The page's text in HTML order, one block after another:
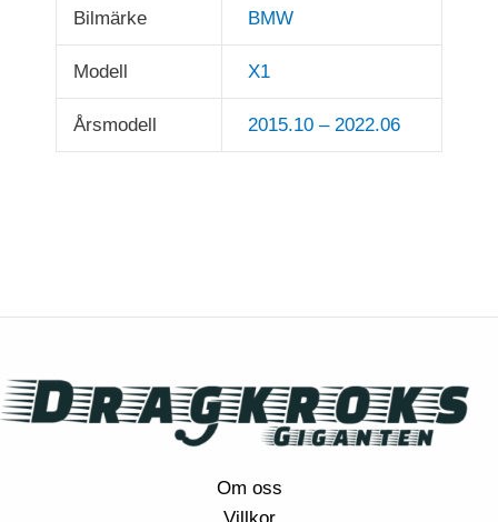
Bilmärke BMW
Modell X1
Årsmodell 2015.10 – 2022.06
Om oss